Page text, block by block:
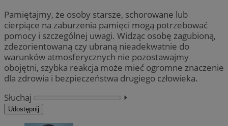
Pamiętajmy, że osoby starsze, schorowane lub
cierpiące na zaburzenia pamięci mogą potrzebować
pomocy i szczególnej uwagi. Widząc osobę zagubioną,
zdezorientowaną czy ubraną nieadekwatnie do
warunków atmosferycznych nie pozostawajmy
obojętni, szybka reakcja może mieć ogromne znaczenie
dla zdrowia i bezpieczeństwa drugiego człowieka.
Słuchaj
⏵︎
Udostępnij